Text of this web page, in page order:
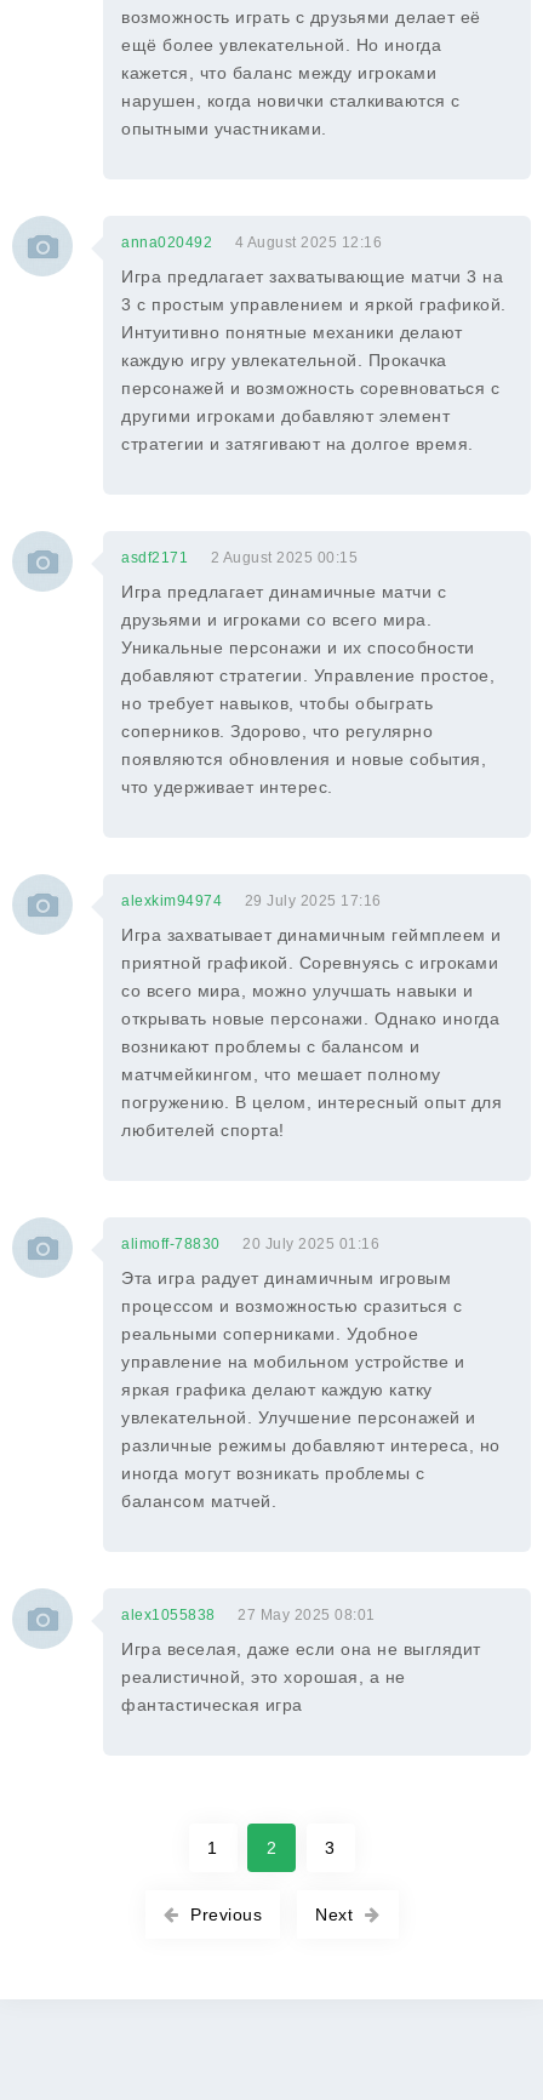
возможность играть с друзьями делает её
ещё более увлекательной. Но иногда
кажется, что баланс между игроками
нарушен, когда новички сталкиваются с
опытными участниками.
anna020492 4 August 2025 12:16
Игра предлагает захватывающие матчи 3 на
3 с простым управлением и яркой графикой.
Интуитивно понятные механики делают
каждую игру увлекательной. Прокачка
персонажей и возможность соревноваться с
другими игроками добавляют элемент
стратегии и затягивают на долгое время.
asdf2171 2 August 2025 00:15
Игра предлагает динамичные матчи с
друзьями и игроками со всего мира.
Уникальные персонажи и их способности
добавляют стратегии. Управление простое,
но требует навыков, чтобы обыграть
соперников. Здорово, что регулярно
появляются обновления и новые события,
что удерживает интерес.
alexkim94974 29 July 2025 17:16
Игра захватывает динамичным геймплеем и
приятной графикой. Соревнуясь с игроками
со всего мира, можно улучшать навыки и
открывать новые персонажи. Однако иногда
возникают проблемы с балансом и
матчмейкингом, что мешает полному
погружению. В целом, интересный опыт для
любителей спорта!
alimoff-78830 20 July 2025 01:16
Эта игра радует динамичным игровым
процессом и возможностью сразиться с
реальными соперниками. Удобное
управление на мобильном устройстве и
яркая графика делают каждую катку
увлекательной. Улучшение персонажей и
различные режимы добавляют интереса, но
иногда могут возникать проблемы с
балансом матчей.
alex1055838 27 May 2025 08:01
Игра веселая, даже если она не выглядит
реалистичной, это хорошая, а не
фантастическая игра
Previous
1 2 3
Next